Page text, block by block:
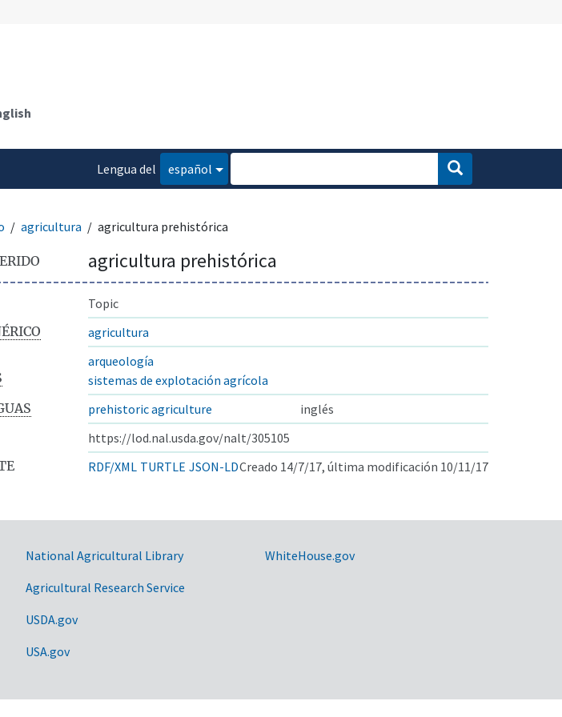
Lengua del
español
agricultura agricultura prehistórica
agricultura prehistórica
Topic
agricultura
arqueología
sistemas de explotación agrícola
prehistoric agriculture
inglés
https://lod.nal.usda.gov/nalt/305105
RDF/XML TURTLE JSON-LDCreado 14/7/17, última modificación 10/11/17
National Agricultural Library
Agricultural Research Service
USDA.gov
USA.gov
WhiteHouse.gov